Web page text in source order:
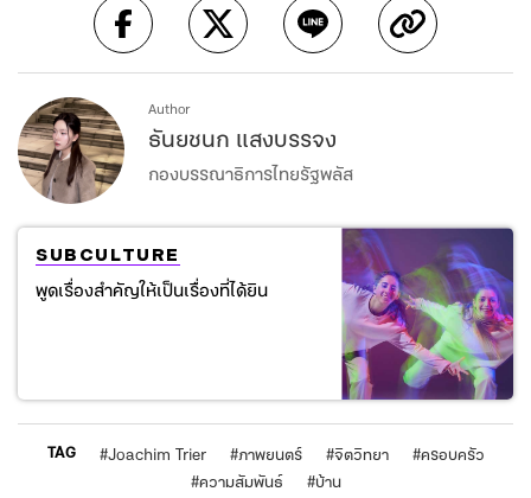
Author
ธันยชนก แสงบรรจง
กองบรรณาธิการไทยรัฐพลัส
SUBCULTURE
พูดเรื่องสำคัญให้เป็นเรื่องที่ได้ยิน
TAG #Joachim Trier #ภาพยนตร์ #จิตวิทยา #ครอบครัว
#ความสัมพันธ์ #บ้าน